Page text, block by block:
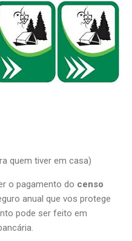
quem tiver em casa)
o pagamento do censo
anual que vos protege
pode ser feito em